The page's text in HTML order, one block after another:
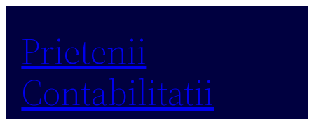
conținut
Prietenii
Contabilitatii